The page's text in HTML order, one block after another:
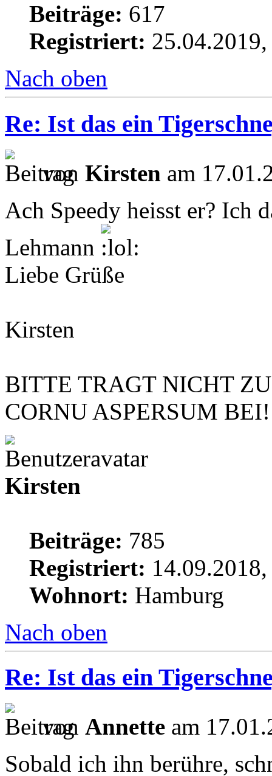
Beiträge: 617
Registriert:
Nach oben
Re: Ist das ein
von Kirsten am
Ach Speedy heisst er? Ich
Lehmann
Liebe Grüße
Kirsten
BITTE TRAGT NICHT
CORNU ASPERSUM BEI!
Kirsten
Beiträge: 785
Registriert:
Wohnort: Hamburg
Nach oben
Re: Ist das ein
von Annette am
Sobald ich ihn berühre,